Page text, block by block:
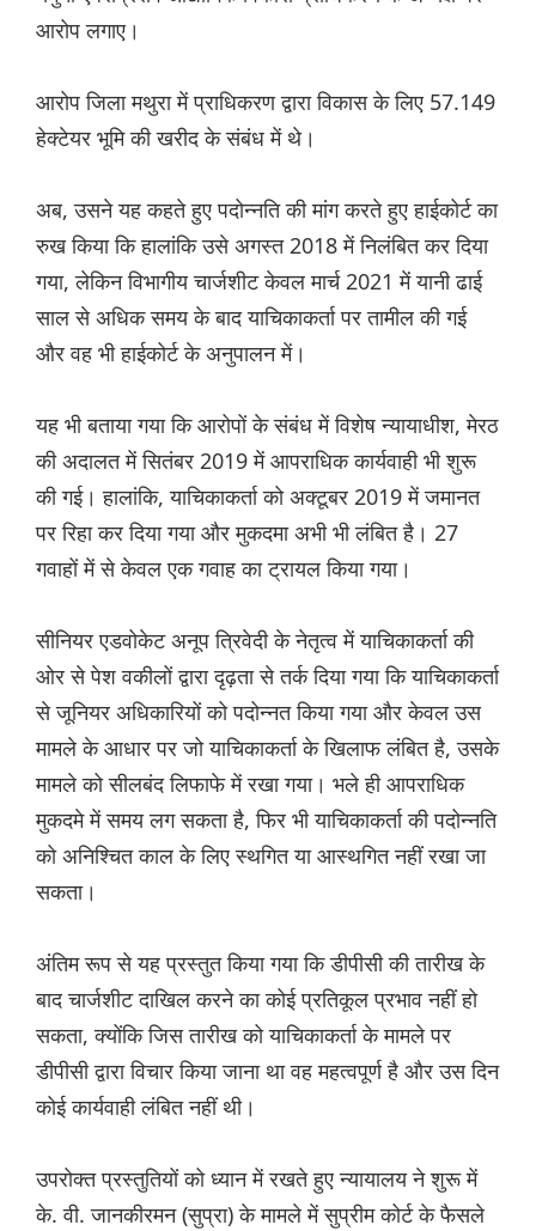
आरोप लगाए।
आरोप जिला मथुरा में प्राधिकरण द्वारा विकास के लिए 57.149
हेक्टेयर भूमि की खरीद के संबंध में थे।
अब, उसने यह कहते हुए पदोन्नति की मांग करते हुए हाईकोर्ट का
रुख किया कि हालांकि उसे अगस्त 2018 में निलंबित कर दिया
गया, लेकिन विभागीय चार्जशीट केवल मार्च 2021 में यानी ढाई
साल से अधिक समय के बाद याचिकाकर्ता पर तामील की गई
और वह भी हाईकोर्ट के अनुपालन में।
यह भी बताया गया कि आरोपों के संबंध में विशेष न्यायाधीश, मेरठ
की अदालत में सितंबर 2019 में आपराधिक कार्यवाही भी शुरू
की गई। हालांकि, याचिकाकर्ता को अक्टूबर 2019 में जमानत
पर रिहा कर दिया गया और मुकदमा अभी भी लंबित है। 27
गवाहों में से केवल एक गवाह का ट्रायल किया गया।
सीनियर एडवोकेट अनूप त्रिवेदी के नेतृत्व में याचिकाकर्ता की
ओर से पेश वकीलों द्वारा दृढ़ता से तर्क दिया गया कि याचिकाकर्ता
से जूनियर अधिकारियों को पदोन्नत किया गया और केवल उस
मामले के आधार पर जो याचिकाकर्ता के खिलाफ लंबित है, उसके
मामले को सीलबंद लिफाफे में रखा गया। भले ही आपराधिक
मुकदमे में समय लग सकता है, फिर भी याचिकाकर्ता की पदोन्नति
को अनिश्चित काल के लिए स्थगित या आस्थगित नहीं रखा जा
सकता।
अंतिम रूप से यह प्रस्तुत किया गया कि डीपीसी की तारीख के
बाद चार्जशीट दाखिल करने का कोई प्रतिकूल प्रभाव नहीं हो
सकता, क्योंकि जिस तारीख को याचिकाकर्ता के मामले पर
डीपीसी द्वारा विचार किया जाना था वह महत्वपूर्ण है और उस दिन
कोई कार्यवाही लंबित नहीं थी।
उपरोक्त प्रस्तुतियों को ध्यान में रखते हुए न्यायालय ने शुरू में
के. वी. जानकीरमन (सुप्रा) के मामले में सुप्रीम कोर्ट के फैसले